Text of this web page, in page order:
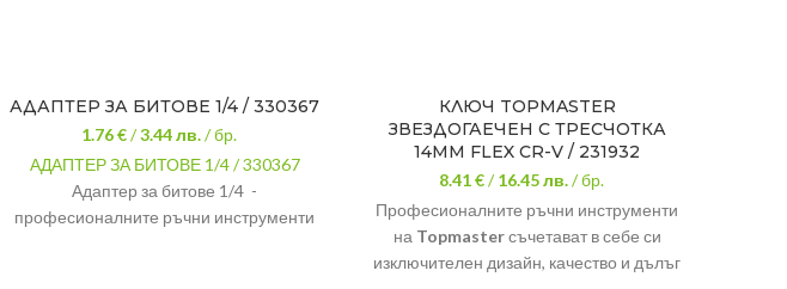
АДАПТЕР ЗА БИТОВЕ 1/4 / 330367
1.76 €/3.44лв. / бр.
АДАПТЕР ЗА БИТОВЕ 1/4 / 330367
Адаптер за битове 1/4 -
професионалните ръчни инструменти
КЛЮЧ TOPMASTER
ЗВЕЗДОГАЕЧЕН С ТРЕСЧОТКА
14MM FLEX CR-V / 231932
8.41 €/16.45лв. / бр.
Професионалните ръчни инструменти
на Topmasterсъчетават в себе си
изключителен дизайн, качество и дълъг